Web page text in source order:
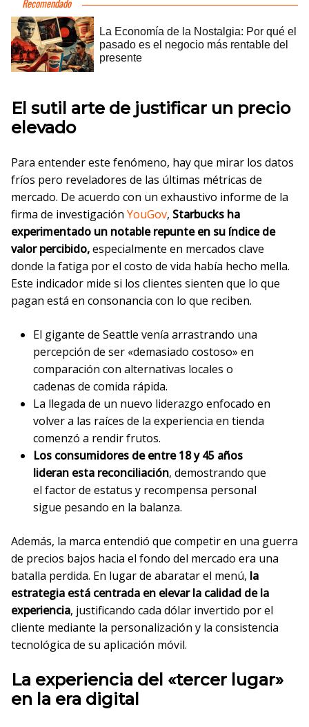
El sutil arte de justificar un precio
elevado
Para entender este fenómeno, hay que mirar los datos
fríos pero reveladores de las últimas métricas de
mercado. De acuerdo con un exhaustivo informe de la
firma de investigación YouGov, Starbucks ha
experimentado un notable repunte en su índice de
valor percibido,especialmente en mercados clave
donde la fatiga por el costo de vida había hecho mella.
Este indicador mide si los clientes sienten que lo que
pagan está en consonancia con lo que reciben.
El gigante de Seattle venía arrastrando una
percepción de ser «demasiado costoso» en
comparación con alternativas locales o
cadenas de comida rápida.
La llegada de un nuevo liderazgo enfocado en
volver a las raíces de la experiencia en tienda
comenzó a rendir frutos.
Los consumidores de entre 18 y 45 años
lideran esta reconciliación, demostrando que
el factor de estatus y recompensa personal
sigue pesando en la balanza.
Además, la marca entendió que competir en una guerra
de precios bajos hacia el fondo del mercado era una
batalla perdida. En lugar de abaratar el menú, la
estrategia está centrada en elevar la calidad de la
experiencia, justificando cada dólar invertido por el
cliente mediante la personalización y la consistencia
tecnológica de su aplicación móvil.
La experiencia del «tercer lugar»
en la era digital